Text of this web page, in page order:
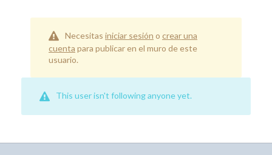
Necesitas iniciar sesión o crear una
cuenta para publicar en el muro de este
usuario.
This user isn't following anyone yet.